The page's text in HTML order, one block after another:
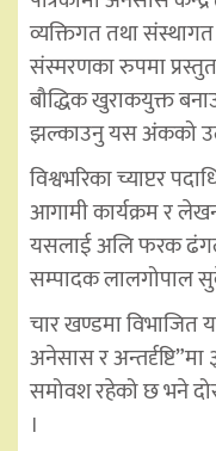
व्यक्तिगत तथा
संस्मरणका रुपमा प्रस्तुत
बौद्धिक खुराकयुक्त
झल्काउनु यस अंकको
विश्वभरिका च्याप्टर
आगामी कार्यक्रम र
यसलाई अलि फरक ढंगले
सम्पादक लालगोपाल
चार खण्डमा विभाजित
अनेसास र
समोवश रहेको छ भने
।